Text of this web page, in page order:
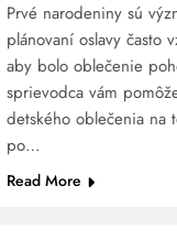
Prvé narodeniny sú
plánovaní oslavy často
aby bolo oblečenie
sprievodca vám
detského oblečenia na
po…
Read More